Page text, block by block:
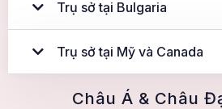
Châu Á & Châu
Trụ sở tại Bulgaria
Trụ sở tại Mỹ và Canada